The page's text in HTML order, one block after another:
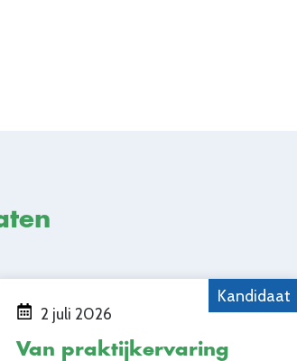
Kandidaat
2 juli 2026
Van praktijkervaring